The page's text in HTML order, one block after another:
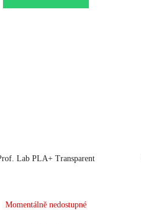
Lab PLA+ Transparent
Momentálně nedostupné